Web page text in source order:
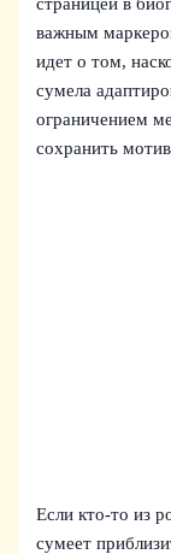
страницей в
важным
идет о том,
сумела
ограничением
сохранить
Если кто-то из
сумеет